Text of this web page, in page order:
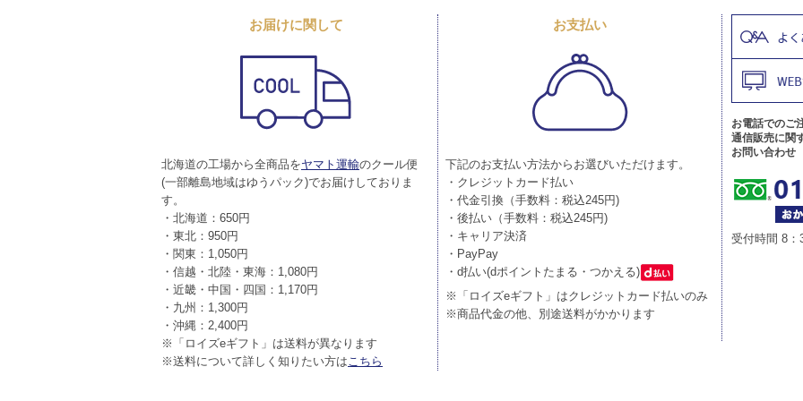
お届けに関して
北海道の工場から全商品をヤマト運輸のクール便
(一部離島地域はゆうパック)でお届けしておりま
す。
・北海道：650円
・東北：950円
・関東：1,050円
・信越・北陸・東海：1,080円
・近畿・中国・四国：1,170円
・九州：1,300円
・沖縄：2,400円
※「ロイズeギフト」は送料が異なります
※送料について詳しく知りたい方はこちら
お支払い
下記のお支払い方法からお選びいただけます。
・クレジットカード払い
・代金引換（手数料：税込245円)
・後払い（手数料：税込245円)
・キャリア決済
・PayPay
・d払い(dポイントたまる・つかえる)
※「ロイズeギフト」はクレジットカード払いのみ
※商品代金の他、別途送料がかかります
お電話でのご
通信販売に関
お問い合わせ
受付時間 8：